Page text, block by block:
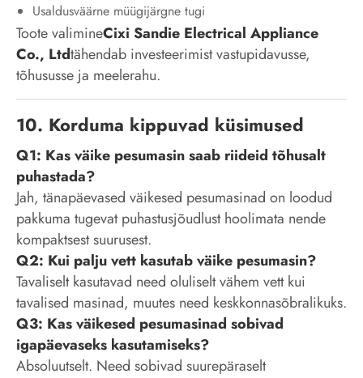
Usaldusväärne müügijärgne tugi
Toote valimineCixi Sandie Electrical Appliance
Co., Ltdtähendab investeerimist vastupidavusse,
tõhususse ja meelerahu.
10. Korduma kippuvad küsimused
Q1: Kas väike pesumasin saab riideid tõhusalt
puhastada?
Jah, tänapäevased väikesed pesumasinad on loodud
pakkuma tugevat puhastusjõudlust hoolimata nende
kompaktsest suurusest.
Q2: Kui palju vett kasutab väike pesumasin?
Tavaliselt kasutavad need oluliselt vähem vett kui
tavalised masinad, muutes need keskkonnasõbralikuks.
Q3: Kas väikesed pesumasinad sobivad
igapäevaseks kasutamiseks?
Absoluutselt. Need sobivad suurepäraselt